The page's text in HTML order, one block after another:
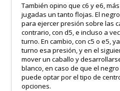
También opino que c6 y e6,
jugadas un tanto flojas. El
para ejercer presión sobre las
contrario, con d5, e incluso a
turno. En cambio, con c5 o e5,
turno esa presión, y en el
mover un caballo y
blanco, en caso de que el
puede optar por el tipo de
opciones.